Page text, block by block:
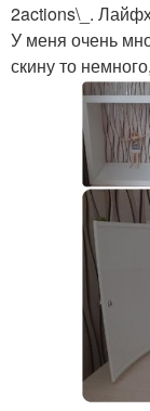
2actions\_.
У меня очень
скину то